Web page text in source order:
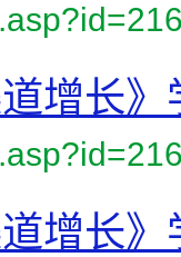
增长
增长